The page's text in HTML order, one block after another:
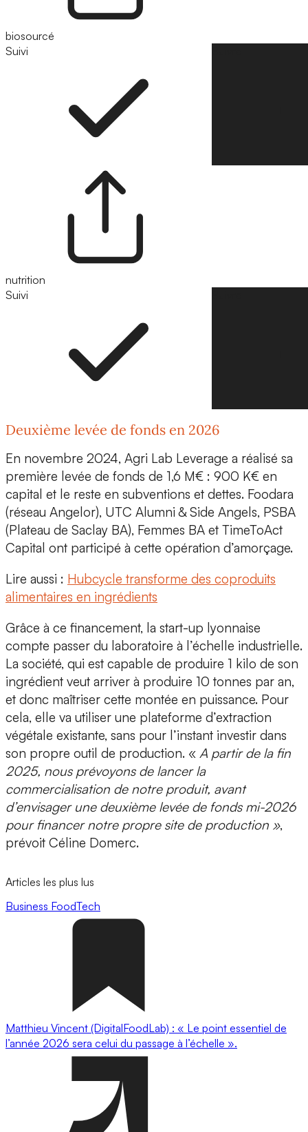
biosourcé
Suivi
nutrition
Suivi
Deuxième levée de fonds en 2026
En novembre 2024, Agri Lab Leverage a réalisé sa
première levée de fonds de 1,6 M€ : 900 K€ en
capital et le reste en subventions et dettes. Foodara
(réseau Angelor), UTC Alumni & Side Angels, PSBA
(Plateau de Saclay BA), Femmes BA et TimeToAct
Capital ont participé à cette opération d’amorçage.
Lire aussi : Hubcycle transforme des coproduits
alimentaires en ingrédients
Grâce à ce financement, la start-up lyonnaise
compte passer du laboratoire à l’échelle industrielle.
La société, qui est capable de produire 1 kilo de son
ingrédient veut arriver à produire 10 tonnes par an,
et donc maîtriser cette montée en puissance. Pour
cela, elle va utiliser une plateforme d’extraction
végétale existante, sans pour l’instant investir dans
son propre outil de production. « A partir de la fin
2025, nous prévoyons de lancer la
commercialisation de notre produit, avant
d’envisager une deuxième levée de fonds mi-2026
pour financer notre propre site de production »,
prévoit Céline Domerc.
Articles les plus lus
Business FoodTech
Matthieu Vincent (DigitalFoodLab) : « Le point essentiel de
l’année 2026 sera celui du passage à l’échelle ».